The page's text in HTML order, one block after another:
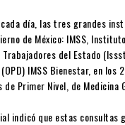
día, las tres grandes
de México: IMSS,
del Estado
IMSS Bienestar, en los
Primer Nivel, de Medicina
indicó que estas consultas